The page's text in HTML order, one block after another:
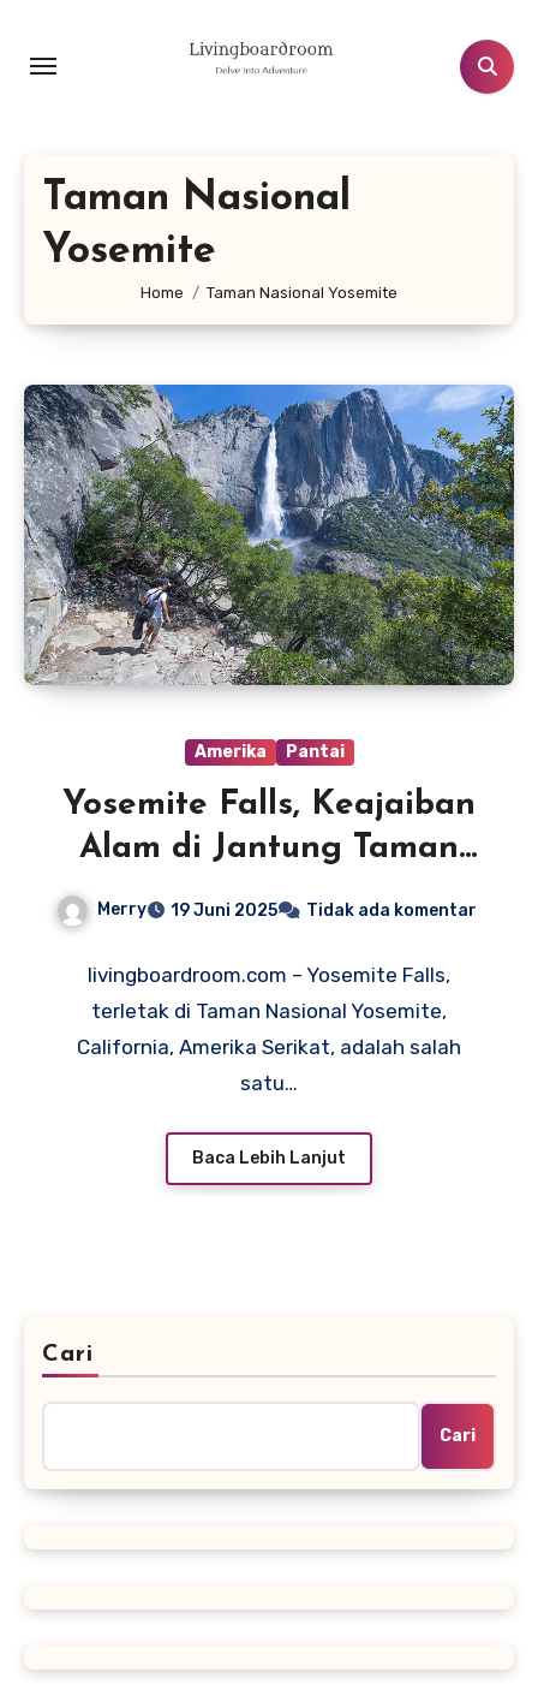
konten
Taman Nasional
Yosemite
Home Taman Nasional Yosemite
Amerika Pantai
Yosemite Falls, Keajaiban
Alam di Jantung Taman
Merry 19 Juni 2025 Tidak ada komentar
livingboardroom.com – Yosemite Falls,
terletak di Taman Nasional Yosemite,
California, Amerika Serikat, adalah salah
satu…
Baca Lebih Lanjut
Cari
Cari